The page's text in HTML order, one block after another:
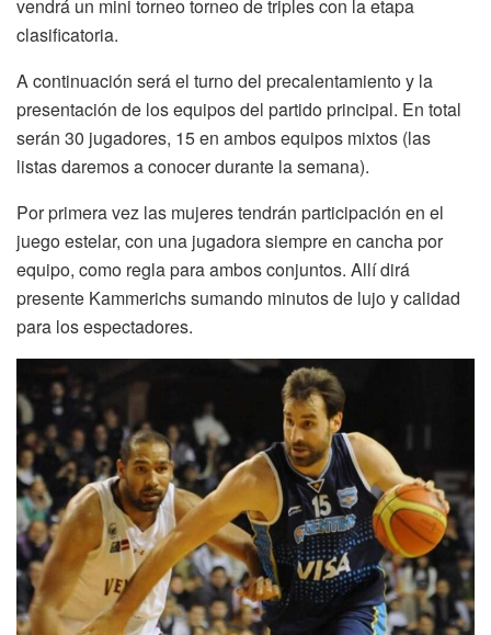
vendrá un mini torneo torneo de triples con la etapa
clasificatoria.
A continuación será el turno del precalentamiento y la
presentación de los equipos del partido principal. En total
serán 30 jugadores, 15 en ambos equipos mixtos (las
listas daremos a conocer durante la semana).
Por primera vez las mujeres tendrán participación en el
juego estelar, con una jugadora siempre en cancha por
equipo, como regla para ambos conjuntos. Allí dirá
presente Kammerichs sumando minutos de lujo y calidad
para los espectadores.